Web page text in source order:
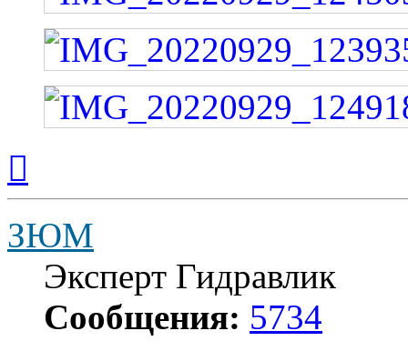
началу
ЗЮМ
Эксперт Гидравлик
Сообщения: 5734